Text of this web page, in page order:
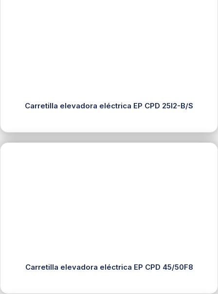
Carretilla elevadora eléctrica EP CPD 25l2-B/S
Carretilla elevadora eléctrica EP CPD 45/50F8